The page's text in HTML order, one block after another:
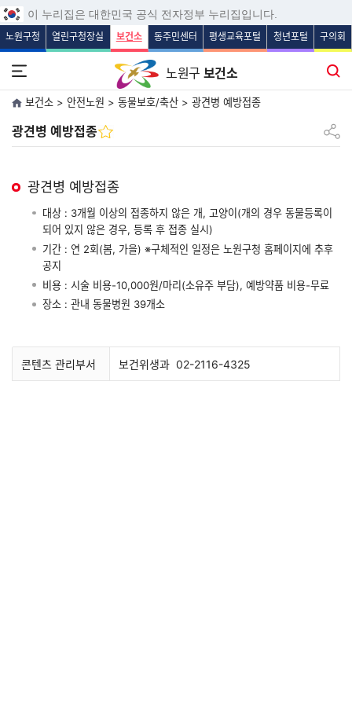
본문 바로가기
주메뉴 바로가기
보조메뉴 바로가기
푸터 바로가기
이 누리집은 대한민국 공식 전자정부 누리집입니다.
노원구청 열린구청장실 보건소 동주민센터 평생교육포털 청년포털 구의회
노원구 보건소
전체메뉴 열기 통합검색
보건소 > 안전노원 > 동물보호/축산 > 광견병 예방접종
광견병 예방접종 공유하
광견병 예방접종
대상 : 3개월 이상의 접종하지 않은 개, 고양이(개의 경우 동물등록이
되어 있지 않은 경우, 등록 후 접종 실시)
기간 : 연 2회(봄, 가을) ※구체적인 일정은 노원구청 홈페이지에 추후
공지
비용 : 시술 비용-10,000원/마리(소유주 부담), 예방약품 비용-무료
장소 : 관내 동물병원 39개소
콘텐츠 관리부서 보건위생과 02-2116-4325